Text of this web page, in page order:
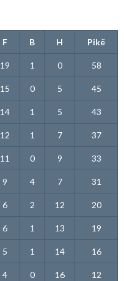
F B H Pikë
19 1 0 58
15 0 5 45
14 1 5 43
12 1 7 37
11 0 9 33
9 4 7 31
6 2 12 20
6 1 13 19
5 1 14 16
4 0 16 12